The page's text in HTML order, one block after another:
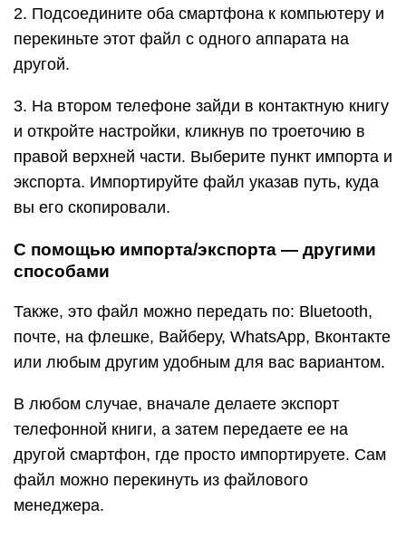
2. Подсоедините оба смартфона к компьютеру и
перекиньте этот файл с одного аппарата на
другой.
3. На втором телефоне зайди в контактную книгу
и откройте настройки, кликнув по троеточию в
правой верхней части. Выберите пункт импорта и
экспорта. Импортируйте файл указав путь, куда
вы его скопировали.
С помощью импорта/экспорта — другими
способами
Также, это файл можно передать по: Bluetooth,
почте, на флешке, Вайберу, WhatsApp, Вконтакте
или любым другим удобным для вас вариантом.
В любом случае, вначале делаете экспорт
телефонной книги, а затем передаете ее на
другой смартфон, где просто импортируете. Сам
файл можно перекинуть из файлового
менеджера.